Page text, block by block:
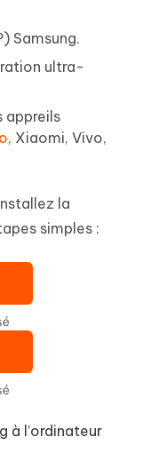
Samsung.
ultra-
appreils
, Xiaomi, Vivo,
la
simples :
à l’ordinateur